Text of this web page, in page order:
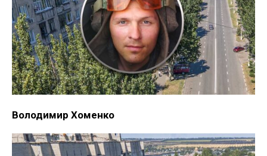
Володимир Хоменко